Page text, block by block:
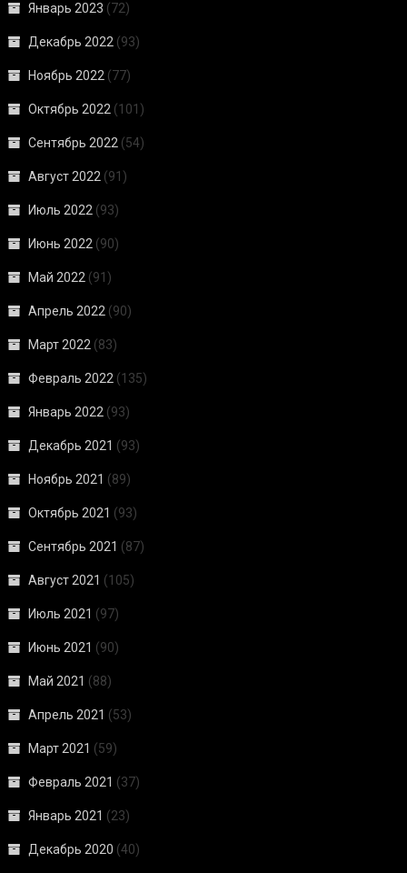
Январь 2023 (72)
Декабрь 2022 (93)
Ноябрь 2022 (77)
Октябрь 2022 (101)
Сентябрь 2022 (54)
Август 2022 (91)
Июль 2022 (93)
Июнь 2022 (90)
Май 2022 (91)
Апрель 2022 (90)
Март 2022 (83)
Февраль 2022 (135)
Январь 2022 (93)
Декабрь 2021 (93)
Ноябрь 2021 (89)
Октябрь 2021 (93)
Сентябрь 2021 (87)
Август 2021 (105)
Июль 2021 (97)
Июнь 2021 (90)
Май 2021 (88)
Апрель 2021 (53)
Март 2021 (59)
Февраль 2021 (37)
Январь 2021 (23)
Декабрь 2020 (40)